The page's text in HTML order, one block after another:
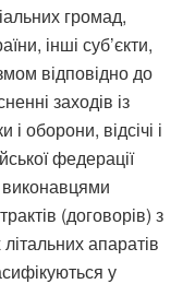
громад,
інші суб’єкти,
відповідно до
заходів із
оборони, відсічі і
федерації
виконавцями
(договорів) з
апаратів
у